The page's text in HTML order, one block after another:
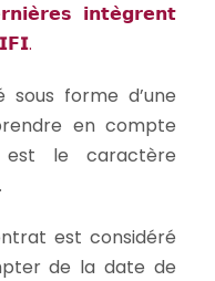
𝗶𝗻𝘁𝗲̀𝗴𝗿𝗲𝗻𝘁
sous forme d’une
en compte
est le caractère
est considéré
de la date de